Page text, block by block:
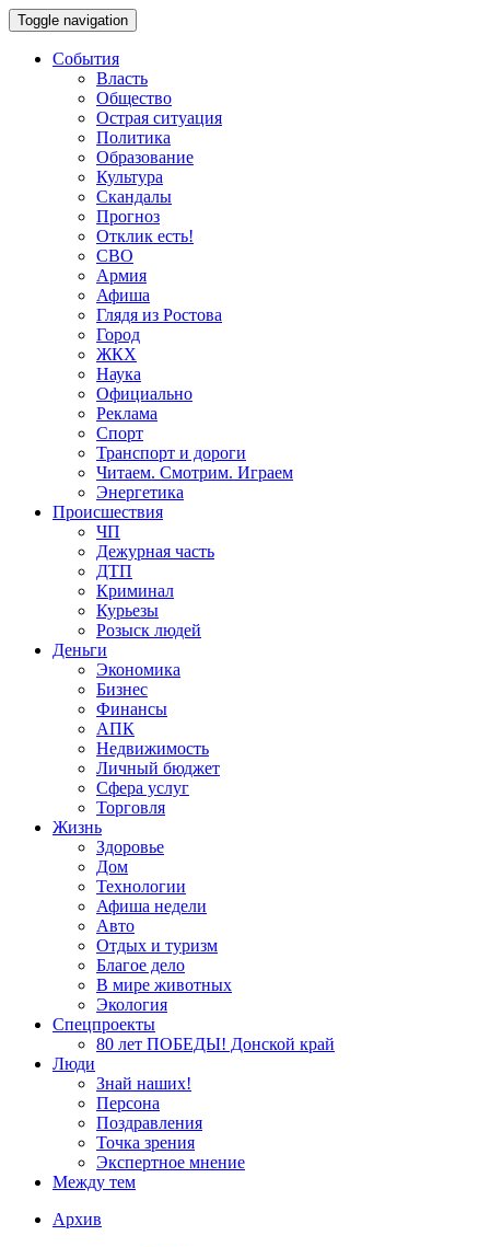
Toggle navigation
События
Власть
Общество
Острая ситуация
Политика
Образование
Культура
Скандалы
Прогноз
Отклик есть!
СВО
Армия
Афиша
Глядя из Ростова
Город
ЖКХ
Наука
Официально
Реклама
Спорт
Транспорт и дороги
Читаем. Смотрим. Играем
Энергетика
Происшествия
ЧП
Дежурная часть
ДТП
Криминал
Курьезы
Розыск людей
Деньги
Экономика
Бизнес
Финансы
АПК
Недвижимость
Личный бюджет
Сфера услуг
Торговля
Жизнь
Здоровье
Дом
Технологии
Афиша недели
Авто
Отдых и туризм
Благое дело
В мире животных
Экология
Спецпроекты
80 лет ПОБЕДЫ! Донской край
Люди
Знай наших!
Персона
Поздравления
Точка зрения
Экспертное мнение
Между тем
Архив